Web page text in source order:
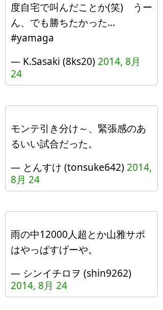
度自宅で叫んだことか(笑) うー
ん、でも勝ちたかった…
#yamaga
— K.Sasaki (8ks20) 2014, 8月
24
モンテ引き分け～、緊張感のあ
るいい試合だった。
— とんすけ (tonsuke642) 2014,
8月 24
雨の中12000人超とか山雅サポ
はやっぱすげーや。
— シンイチロヲ (shin9262)
2014, 8月 24